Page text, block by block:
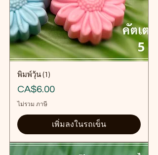
พิมพ์วุ้น (1)
ราคา
CA$6.00
ไม่รวม ภาษี
เพิ่มลงในรถเข็น